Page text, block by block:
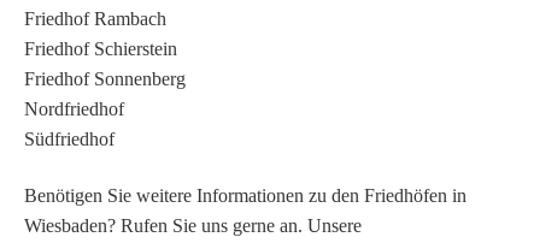
Friedhof Rambach
Friedhof Schierstein
Friedhof Sonnenberg
Nordfriedhof
Südfriedhof
Benötigen Sie weitere Informationen zu den Friedhöfen in
Wiesbaden? Rufen Sie uns gerne an. Unsere